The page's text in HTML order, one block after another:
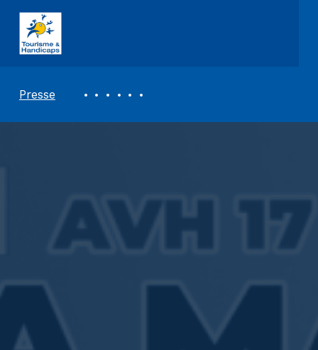
ASSOCIATION TOURISME ET HANDICAPS
Presse